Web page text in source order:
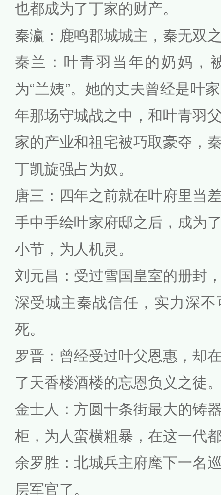
也都成为了丁家的财产。
秦瀛：鹿鸣郡城城主，秦无双
秦兰：叶青羽当年的奶妈，
为“兰姨”。她的丈夫曾经是叶
年那场守城战之中，和叶青羽
家的产业和祖宅被巧取豪夺，
丁凯旋强占为奴。
唐三：四年之前就在叶府里当
手中手绘叶家府邸之后，成为
小节，为人机灵。
刘元昌：受过雪国皇室的册封
深受城主秦战信任，实力深
死。
罗晋：曾经受过叶父恩惠，却
了天香楼酒楼的忘恩负义之徒
金士人：方圆十条街最大的铸
柜，为人蛮横粗暴，在这一代
余罗胜：北城兵主府麾下一名
层军官了。